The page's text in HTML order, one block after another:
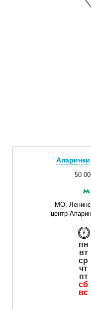
Апаринки
50
МО,
центр
пн
вт
ср
чт
пт
сб
вс